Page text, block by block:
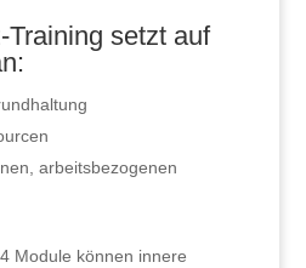
setzt auf
arbeitsbezogenen
Module können innere